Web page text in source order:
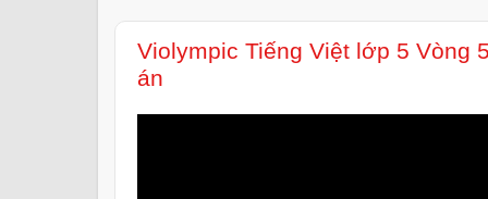
Violympic Tiếng Việt lớp 5 Vòng
án